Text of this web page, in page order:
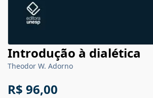
Introdução à dialética
Theodor W. Adorno
R$ 96,00